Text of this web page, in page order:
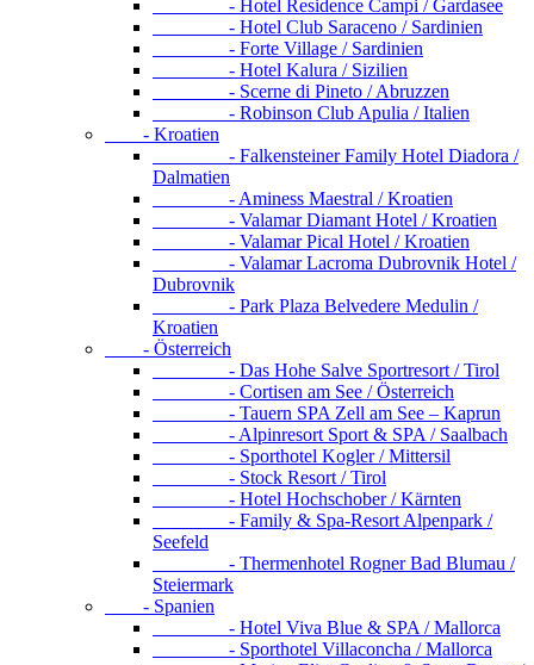
- Hotel Residence Campi / Gardasee
- Hotel Club Saraceno / Sardinien
- Forte Village / Sardinien
- Hotel Kalura / Sizilien
- Scerne di Pineto / Abruzzen
- Robinson Club Apulia / Italien
- Kroatien
- Falkensteiner Family Hotel Diadora /
Dalmatien
- Aminess Maestral / Kroatien
- Valamar Diamant Hotel / Kroatien
- Valamar Pical Hotel / Kroatien
- Valamar Lacroma Dubrovnik Hotel /
Dubrovnik
- Park Plaza Belvedere Medulin /
Kroatien
- Österreich
- Das Hohe Salve Sportresort / Tirol
- Cortisen am See / Österreich
- Tauern SPA Zell am See – Kaprun
- Alpinresort Sport & SPA / Saalbach
- Sporthotel Kogler / Mittersil
- Stock Resort / Tirol
- Hotel Hochschober / Kärnten
- Family & Spa-Resort Alpenpark /
Seefeld
- Thermenhotel Rogner Bad Blumau /
Steiermark
- Spanien
- Hotel Viva Blue & SPA / Mallorca
- Sporthotel Villaconcha / Mallorca